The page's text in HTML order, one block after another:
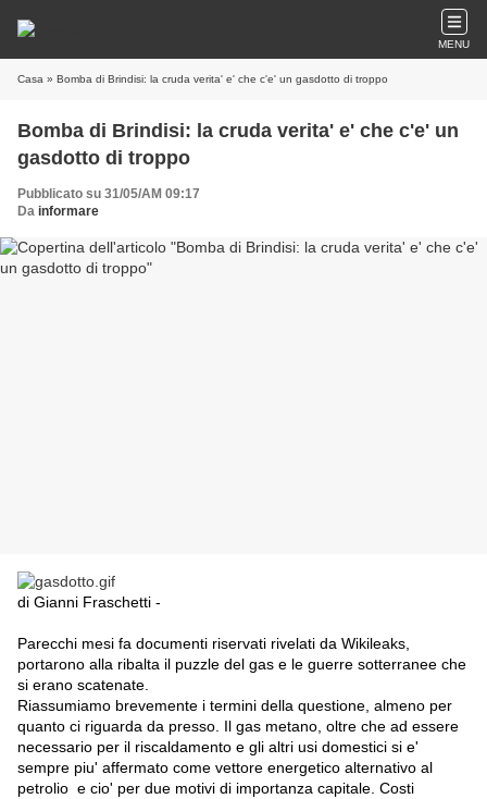
MENU
Casa » Bomba di Brindisi: la cruda verita' e' che c'e' un gasdotto di troppo
Bomba di Brindisi: la cruda verita' e' che c'e' un
gasdotto di troppo
Pubblicato su 31/05/AM 09:17
Da informare
di Gianni Fraschetti -
Parecchi mesi fa documenti riservati rivelati da Wikileaks,
portarono alla ribalta il puzzle del gas e le guerre sotterranee che
si erano scatenate.
Riassumiamo brevemente i termini della questione, almeno per
quanto ci riguarda da presso. Il gas metano, oltre che ad essere
necessario per il riscaldamento e gli altri usi domestici si e'
sempre piu' affermato come vettore energetico alternativo al
petrolio e cio' per due motivi di importanza capitale. Costi